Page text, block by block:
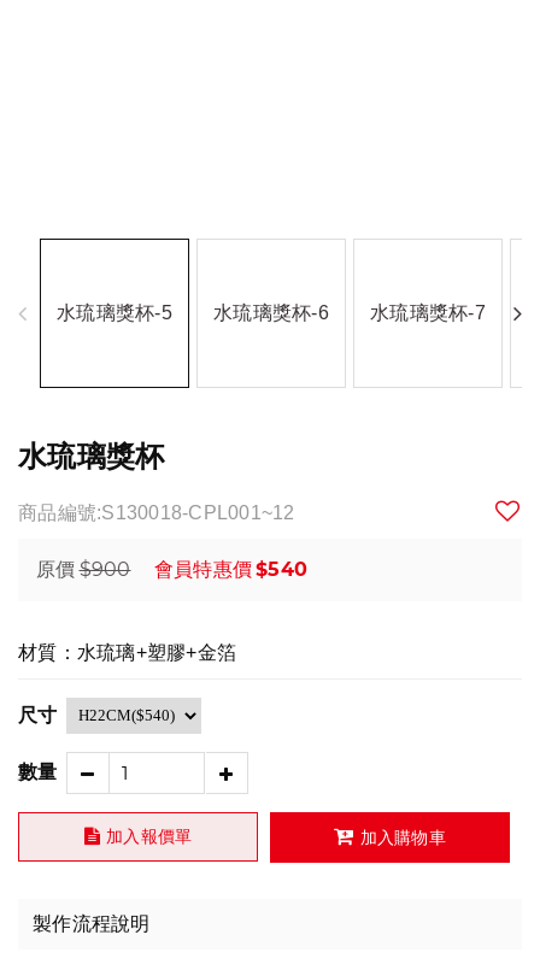
水琉璃獎杯
商品編號:S130018-CPL001~12
原價 $900 會員特惠價$540
材質：水琉璃+塑膠+金箔
尺寸
數量
加入報價單 加入購物車
製作流程說明